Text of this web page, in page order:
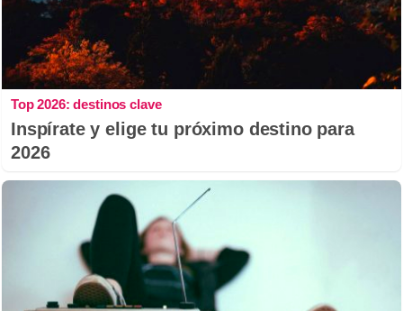
Top 2026: destinos clave
Inspírate y elige tu próximo destino para
2026